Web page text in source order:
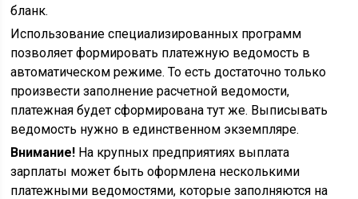
бланк.
Использование специализированных программ
позволяет формировать платежную ведомость в
автоматическом режиме. То есть достаточно только
произвести заполнение расчетной ведомости,
платежная будет сформирована тут же. Выписывать
ведомость нужно в единственном экземпляре.
Внимание! На крупных предприятиях выплата
зарплаты может быть оформлена несколькими
платежными ведомостями, которые заполняются на